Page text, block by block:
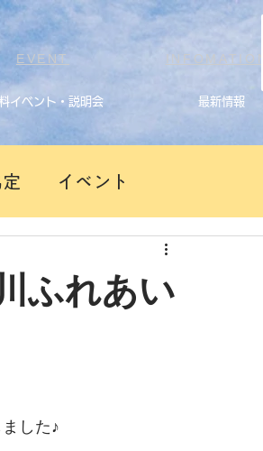
EVENT INFOMATION
イベント・説明会 最新情報
イベント
ふれあい
した♪